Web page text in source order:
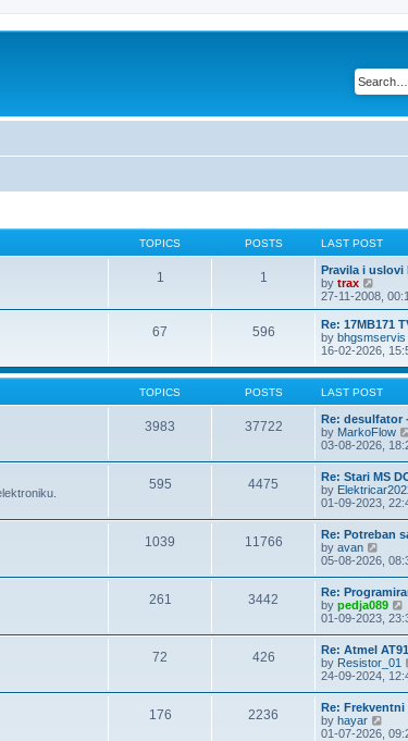
TOPICS POSTS LAST POST
1 1
Pravila i uslovi
by trax
i
e
w
t
h
l
a
t
e
s
t
p
o
s
t
27-11-2008,
67 596
Re: 17MB171
by bhgsmservis
16-02-2026,
TOPICS POSTS LAST POST
3983 37722
Re: desulfator
by MarkoFlow
03-08-2026,
595 4475
Re: Stari MS
by
01-09-2023,
1039 11766
Re: Potreban
by avan
i
t
h
e
l
a
t
e
s
t
p
o
05-08-2026,
261 3442
Re:
by pedja089
i
w
t
l
01-09-2023,
72 426
Re: Atmel
by Resistor_01
24-09-2024,
176 2236
Re:
by hayar
01-07-2026,